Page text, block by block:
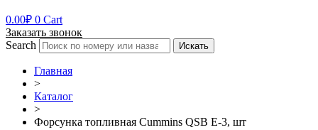
0.00₽ 0 Cart
Заказать звонок
Search
Искать
Главная
>
Каталог
>
Форсунка топливная Cummins QSB E-3, шт